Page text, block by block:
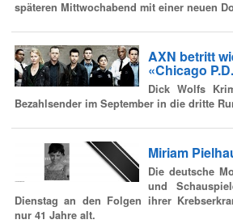
späteren Mittwochabend mit einer neuen
AXN betritt
«Chicago
Dick Wolfs
Bezahlsender im September in die dritte
Miriam
Die deutsche
und
Dienstag an den Folgen ihrer
nur 41 Jahre alt.